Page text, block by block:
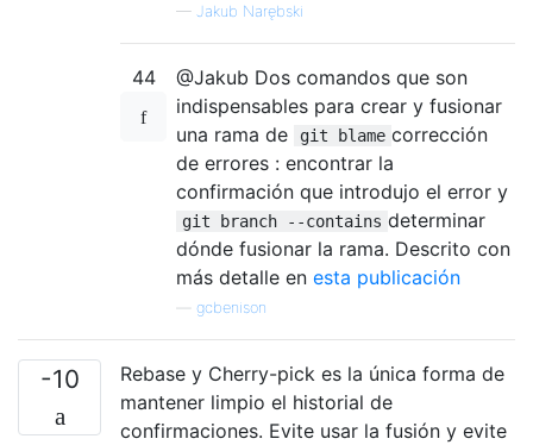
— Jakub Narębski
44
@Jakub Dos comandos que son
indispensables para crear y fusionar
una rama de
git blame corrección
de errores : encontrar la
confirmación que introdujo el error y
git branch --contains determinar
dónde fusionar la rama. Descrito con
más detalle en esta publicación
gcbenison
-10
Rebase y Cherry-pick es la única forma de
mantener limpio el historial de
confirmaciones. Evite usar la fusión y evite